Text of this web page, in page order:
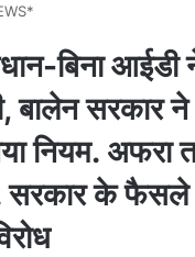
बिना आईडी
बालेन सरकार ने
नियम. अफरा
सरकार के फैसले